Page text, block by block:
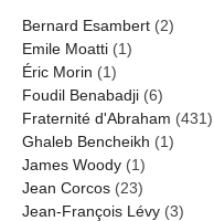
Bernard Esambert (2)
Emile Moatti (1)
Éric Morin (1)
Foudil Benabadji (6)
Fraternité d'Abraham (431)
Ghaleb Bencheikh (1)
James Woody (1)
Jean Corcos (23)
Jean-François Lévy (3)